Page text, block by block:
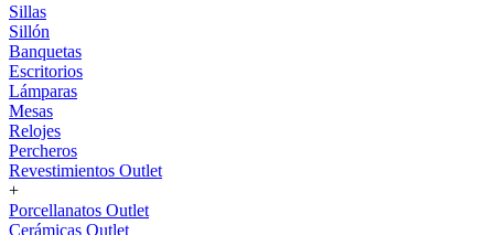
Sillas
Sillón
Banquetas
Escritorios
Lámparas
Mesas
Relojes
Percheros
Revestimientos Outlet
+
Porcellanatos Outlet
Cerámicas Outlet